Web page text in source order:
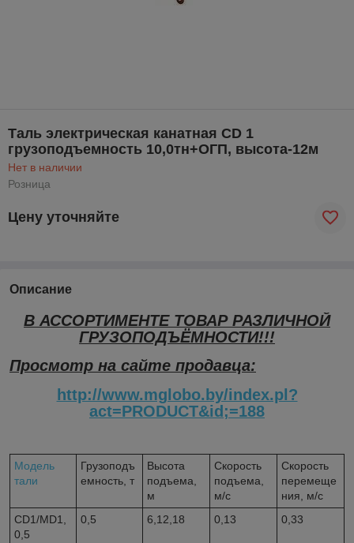
Таль электрическая канатная CD 1
грузоподъемность 10,0тн+ОГП, высота-12м
Нет в наличии
Розница
Цену уточняйте
Описание
В АССОРТИМЕНТЕ ТОВАР РАЗЛИЧНОЙ
ГРУЗОПОДЪЁМНОСТИ!!!
Просмотр на сайте продавца:
http://www.mglobo.by/index.pl?
act=PRODUCT&id;=188
Модель
тали
Грузоподъ
емность, т
Высота
подъема,
м
Скорость
подъема,
м/с
Скорость
перемеще
ния, м/с
CD1/MD1,
0,5
0,5 6,12,18 0,13 0,33